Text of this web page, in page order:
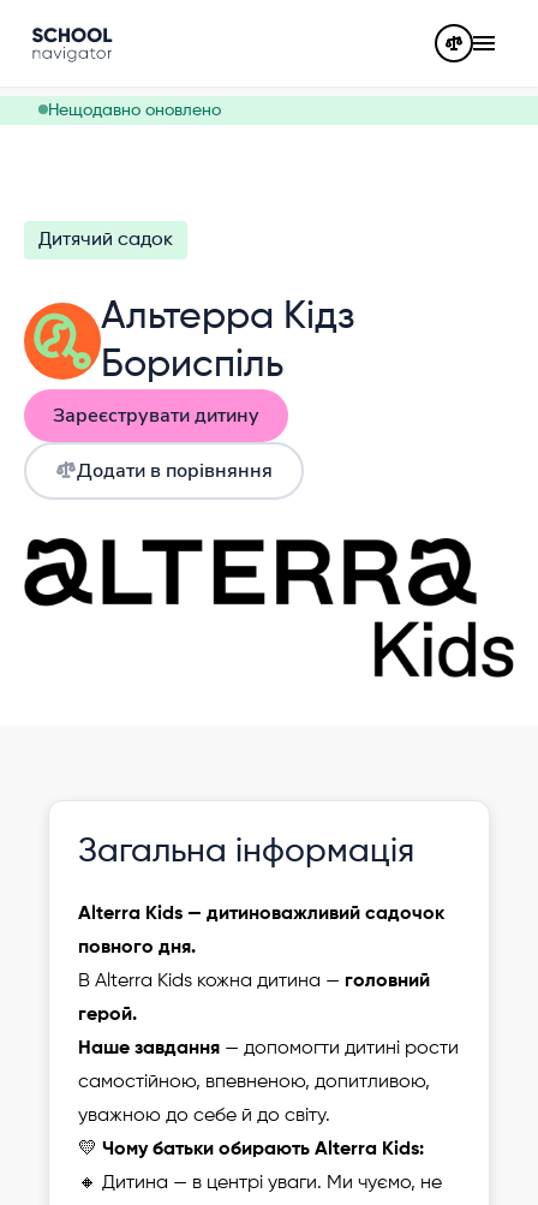
Нещодавно оновлено
Дитячий садок
Альтерра Кідз
Бориспіль
Зареєструвати дитину
Додати в порівняння
Зареєструвати
дитину
Загальна інформація
Alterra Kids — дитиноважливий садочок
повного дня.
В Alterra Kids кожна дитина — головний
герой.
Наше завдання — допомогти дитині рости
самостійною, впевненою, допитливою,
уважною до себе й до світу.
💛 Чому батьки обирають Alterra Kids:
🔸 Дитина — в центрі уваги. Ми чуємо, не